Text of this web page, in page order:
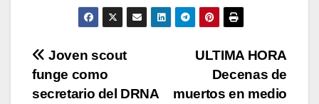
Navegación
de
ULTIMA HORA
Decenas de
muertos en medio
Joven scout
funge como
secretario del DRNA